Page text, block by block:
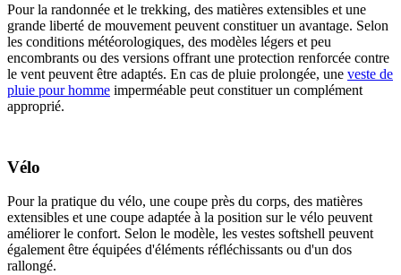
Pour la randonnée et le trekking, des matières extensibles et une
grande liberté de mouvement peuvent constituer un avantage. Selon
les conditions météorologiques, des modèles légers et peu
encombrants ou des versions offrant une protection renforcée contre
le vent peuvent être adaptés. En cas de pluie prolongée, une veste de
pluie pour homme imperméable peut constituer un complément
approprié.
Vélo
Pour la pratique du vélo, une coupe près du corps, des matières
extensibles et une coupe adaptée à la position sur le vélo peuvent
améliorer le confort. Selon le modèle, les vestes softshell peuvent
également être équipées d'éléments réfléchissants ou d'un dos
rallongé.